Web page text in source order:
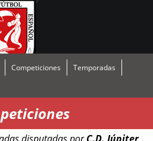
Competiciones
Temporadas